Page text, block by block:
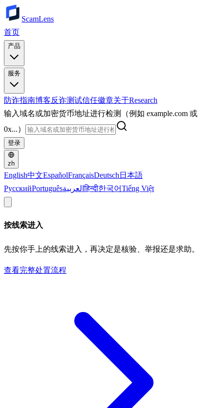
ScamLens
首页
产品
服务
防诈指南博客反诈测试信任徽章关于Research
输入域名或加密货币地址进行检测（例如 example.com 或
0x...）
登录
zh
English中文EspañolFrançaisDeutsch 日本語
РусскийPortuguêsالعربيةहिन्दी한국어Tiếng Việt
按线索进入
先按你手上的线索进入，再决定是核验、举报还是求助。
查看完整处置流程